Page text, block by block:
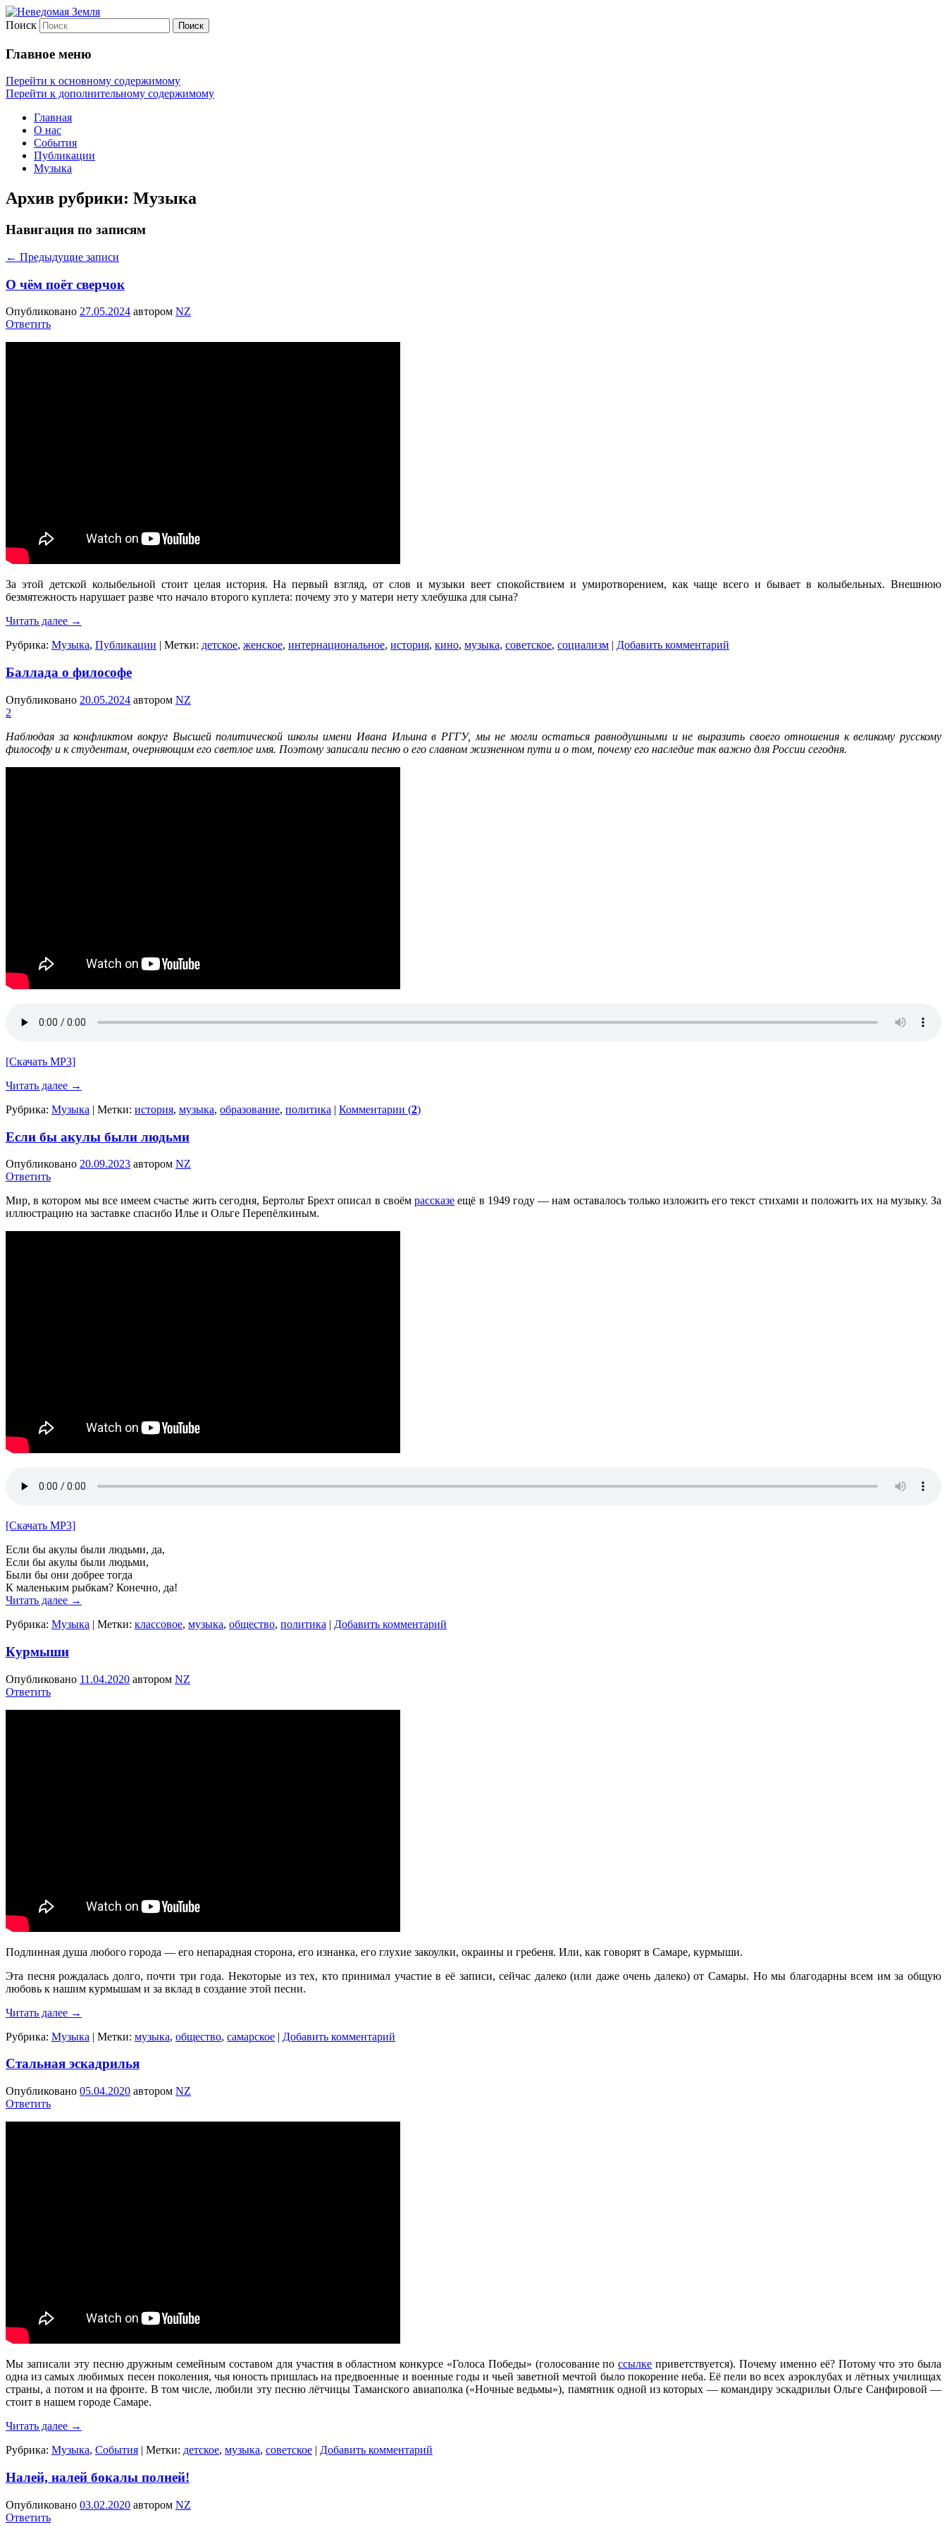
Неведомая Земля
Поиск
Главное меню
Перейти к основному содержимому
Перейти к дополнительному содержимому
Главная
О нас
События
Публикации
Музыка
Архив рубрики: Музыка
Навигация по записям
← Предыдущие записи
О чём поёт сверчок
Опубликовано 27.05.2024 автором NZ
Ответить
За этой детской колыбельной стоит целая история. На первый взгляд, от слов и музыки веет спокойствием и умиротворением, как чаще всего и бывает в колыбельных. Внешнюю
безмятежность нарушает разве что начало второго куплета: почему это у матери нету хлебушка для сына?
Читать далее →
Рубрика: Музыка, Публикации | Метки: детское, женское, интернациональное, история, кино, музыка, советское, социализм | Добавить комментарий
Баллада о философе
Опубликовано 20.05.2024 автором NZ
2
Наблюдая за конфликтом вокруг Высшей политической школы имени Ивана Ильина в РГГУ, мы не могли остаться равнодушными и не выразить своего отношения к великому русскому
философу и к студентам, очерняющим его светлое имя. Поэтому записали песню о его славном жизненном пути и о том, почему его наследие так важно для России сегодня.
[Скачать MP3]
Читать далее →
Рубрика: Музыка | Метки: история, музыка, образование, политика | Комментарии (2)
Если бы акулы были людьми
Опубликовано 20.09.2023 автором NZ
Ответить
Мир, в котором мы все имеем счастье жить сегодня, Бертольт Брехт описал в своёмрассказе ещё в 1949 году — нам оставалось только изложить его текст стихами и положить их на музыку. За
иллюстрацию на заставке спасибо Илье и Ольге Перепёлкиным.
[Скачать MP3]
Если бы акулы были людьми, да,
Если бы акулы были людьми,
Были бы они добрее тогда
К маленьким рыбкам? Конечно, да!
Читать далее →
Рубрика: Музыка | Метки: классовое, музыка, общество, политика | Добавить комментарий
Курмыши
Опубликовано 11.04.2020 автором NZ
Ответить
Подлинная душа любого города — его непарадная сторона, его изнанка, его глухие закоулки, окраины и гребеня. Или, как говорят в Самаре, курмыши.
Эта песня рождалась долго, почти три года. Некоторые из тех, кто принимал участие в её записи, сейчас далеко (или даже очень далеко) от Самары. Но мы благодарны всем им за общую
любовь к нашим курмышам и за вклад в создание этой песни.
Читать далее →
Рубрика: Музыка | Метки: музыка, общество, самарское | Добавить комментарий
Стальная эскадрилья
Опубликовано 05.04.2020 автором NZ
Ответить
Мы записали эту песню дружным семейным составом для участия в областном конкурсе «Голоса Победы» (голосование поссылке приветствуется). Почему именно её? Потому что это была
одна из самых любимых песен поколения, чья юность пришлась на предвоенные и военные годы и чьей заветной мечтой было покорение неба. Её пели во всех аэроклубах и лётных училищах
страны, а потом и на фронте. В том числе, любили эту песню лётчицы Таманского авиаполка («Ночные ведьмы»), памятник одной из которых — командиру эскадрильи Ольге Санфировой —
стоит в нашем городе Самаре.
Читать далее →
Рубрика: Музыка, События | Метки: детское, музыка, советское | Добавить комментарий
Налей, налей бокалы полней!
Опубликовано 03.02.2020 автором NZ
Ответить